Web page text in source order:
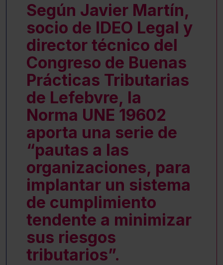
Según Javier Martín,
socio de IDEO Legal y
director técnico del
Congreso de Buenas
Prácticas Tributarias
de Lefebvre, la
Norma UNE 19602
aporta una serie de
“pautas a las
organizaciones, para
implantar un sistema
de cumplimiento
tendente a minimizar
sus riesgos
tributarios”.